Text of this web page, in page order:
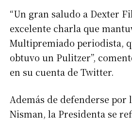
“Un gran saludo a Dexter
excelente charla que
Multipremiado periodista,
obtuvo un Pulitzer”,
en su cuenta de Twitter.
Además de defenderse por
Nisman, la Presidenta se